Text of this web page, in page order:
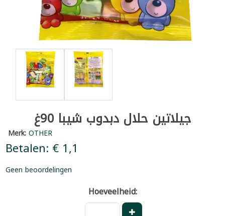
جيلاتين حلال دبدوب شيبا 90غ
Merk:OTHER
Betalen: € 1,1
Geen beoordelingen
Hoeveelheid: